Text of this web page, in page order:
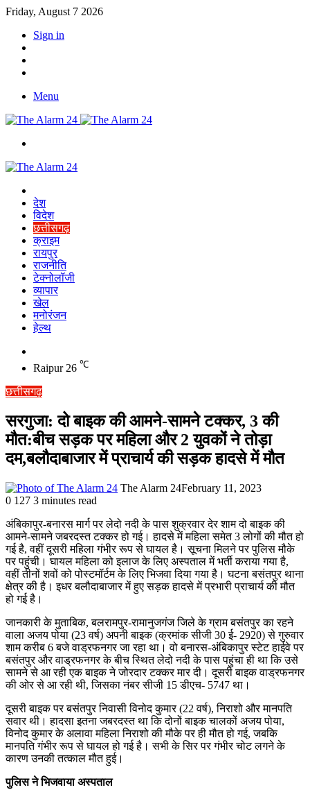
Friday, August 7 2026
Sign in
Menu
देश
विदेश
छत्तीसगढ़
क्राइम
रायपुर
राजनीति
टेक्नोलॉजी
व्यापार
खेल
मनोरंजन
हेल्थ
skin
Raipur 26 ℃
छत्तीसगढ़
सरगुजा: दो बाइक की आमने-सामने टक्कर, 3 की
मौत:बीच सड़क पर महिला और 2 युवकों ने तोड़ा
दम,बलौदाबाजार में प्राचार्य की सड़क हादसे में मौत
The Alarm 24February 11, 2023
0 127 3 minutes read
अंबिकापुर-बनारस मार्ग पर लेदो नदी के पास शुक्रवार देर शाम दो बाइक की
आमने-सामने जबरदस्त टक्कर हो गई। हादसे में महिला समेत 3 लोगों की मौत हो
गई है, वहीं दूसरी महिला गंभीर रूप से घायल है। सूचना मिलने पर पुलिस मौके
पर पहुंची। घायल महिला को इलाज के लिए अस्पताल में भर्ती कराया गया है,
वहीं तीनों शवों को पोस्टमॉर्टम के लिए भिजवा दिया गया है। घटना बसंतपुर थाना
क्षेत्र की है। इधर बलौदाबाजार में हुए सड़क हादसे में प्रभारी प्राचार्य की मौत
हो गई है।
जानकारी के मुताबिक, बलरामपुर-रामानुजगंज जिले के ग्राम बसंतपुर का रहने
वाला अजय पोया (23 वर्ष) अपनी बाइक (क्रमांक सीजी 30 ई- 2920) से गुरुवार
शाम करीब 6 बजे वाड्रफनगर जा रहा था। वो बनारस-अंबिकापुर स्टेट हाईवे पर
बसंतपुर और वाड्रफनगर के बीच स्थित लेदो नदी के पास पहुंचा ही था कि उसे
सामने से आ रही एक बाइक ने जोरदार टक्कर मार दी। दूसरी बाइक वाड्रफनगर
की ओर से आ रही थी, जिसका नंबर सीजी 15 डीएच- 5747 था।
दूसरी बाइक पर बसंतपुर निवासी विनोद कुमार (22 वर्ष), निराशो और मानपति
सवार थी। हादसा इतना जबरदस्त था कि दोनों बाइक चालकों अजय पोया,
विनोद कुमार के अलावा महिला निराशो की मौके पर ही मौत हो गई, जबकि
मानपति गंभीर रूप से घायल हो गई है। सभी के सिर पर गंभीर चोट लगने के
कारण उनकी तत्काल मौत हुई।
पुलिस ने भिजवाया अस्पताल